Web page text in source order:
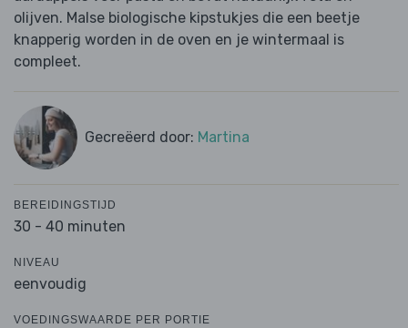
olijven. Malse biologische kipstukjes die een beetje
knapperig worden in de oven en je wintermaal is
compleet.
Gecreëerd door: Martina
BEREIDINGSTIJD
30 - 40 minuten
NIVEAU
eenvoudig
VOEDINGSWAARDE PER PORTIE